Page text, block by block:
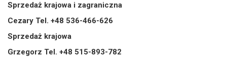
Sprzedaż krajowa i zagraniczna
Cezary Tel. +48 536-466-626
Sprzedaż krajowa
Grzegorz Tel. +48 515-893-782